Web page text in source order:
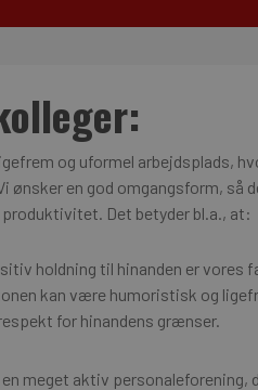
og uformel arbejdsplads,
ønsker en god omgangsform, så
Det betyder bl.a., at:
holdning til hinanden er vores
kan være humoristisk og
for hinandens grænser.
en meget aktiv